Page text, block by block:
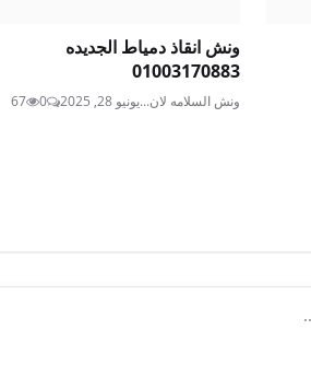
ونش انقاذ دمياط الجديده
01003170883
ونش السلامه لان...يونيو 28, 2025 0
67